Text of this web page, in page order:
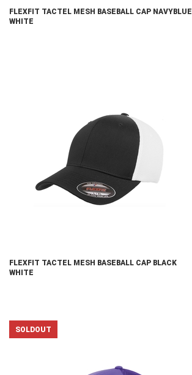
FLEXFIT TACTEL MESH BASEBALL CAP NAVYBLUE
WHITE
FLEXFIT TACTEL MESH BASEBALL CAP BLACK
WHITE